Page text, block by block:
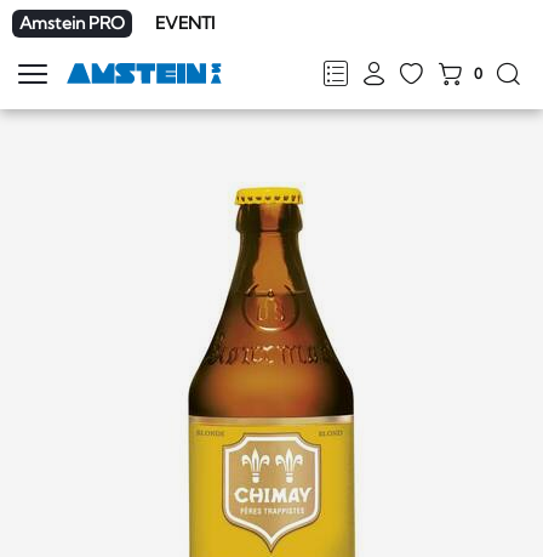
Amstein PRO EVENTI
FRDEENIT
0
Mostra
la